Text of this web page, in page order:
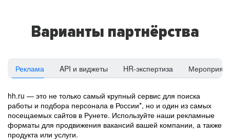
Варианты партнёрства
Реклама API и виджеты HR-экспертиза
hh.ru — это не только самый крупный сервис для поиска
работы и подбора персонала в России*, но и один из самых
посещаемых сайтов в Рунете. Используйте наши рекламные
форматы для продвижения вакансий вашей компании, а также
продукта или услуги.